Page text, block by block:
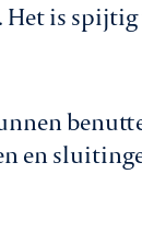
is
en